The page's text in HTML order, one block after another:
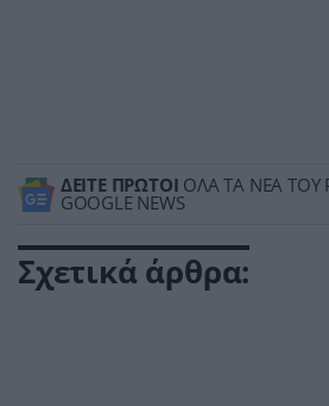
ΔΕΙΤΕ ΠΡΩΤΟΙ ΟΛΑ ΤΑ ΝΕΑ ΤΟΥ
GOOGLE NEWS
Σχετικά άρθρα: